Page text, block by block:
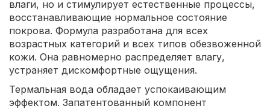
влаги, но и стимулирует естественные процессы,
восстанавливающие нормальное состояние
покрова. Формула разработана для всех
возрастных категорий и всех типов обезвоженной
кожи. Она равномерно распределяет влагу,
устраняет дискомфортные ощущения.
Термальная вода обладает успокаивающим
эффектом. Запатентованный компонент